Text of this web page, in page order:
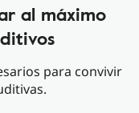
al máximo
para convivir